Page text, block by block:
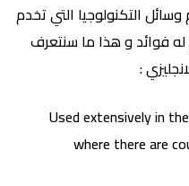
التكنولوجيا التي تخدم
فوائد و هذا ما سنتعرف
:
Used extensively in
where there are